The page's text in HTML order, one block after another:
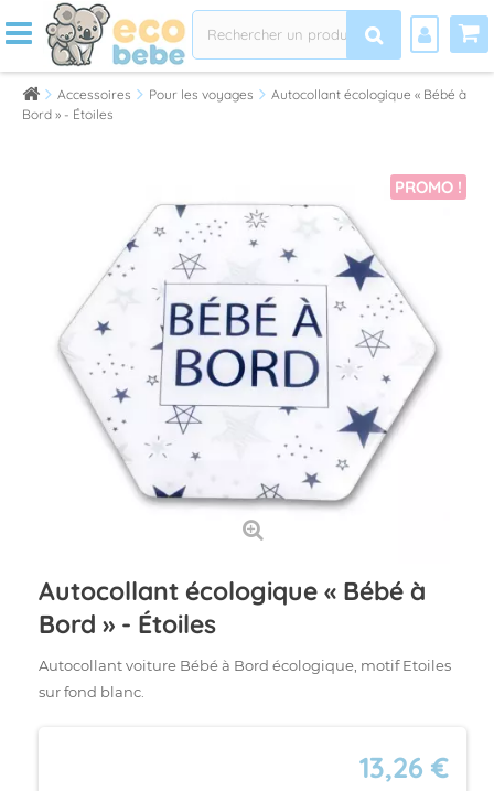
Accessoires Pour les voyages
Autocollant écologique « Bébé à
Bord » - Étoiles
PROMO !
Autocollant écologique « Bébé à
Bord » - Étoiles
Autocollant voiture Bébé à Bord écologique, motif Etoiles
sur fond blanc.
13,26 €